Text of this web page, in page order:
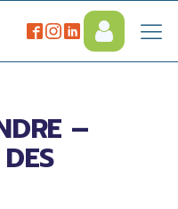
–